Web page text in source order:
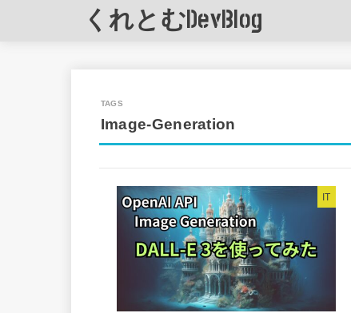
くれとむDevBlog
Image-Generation
IT